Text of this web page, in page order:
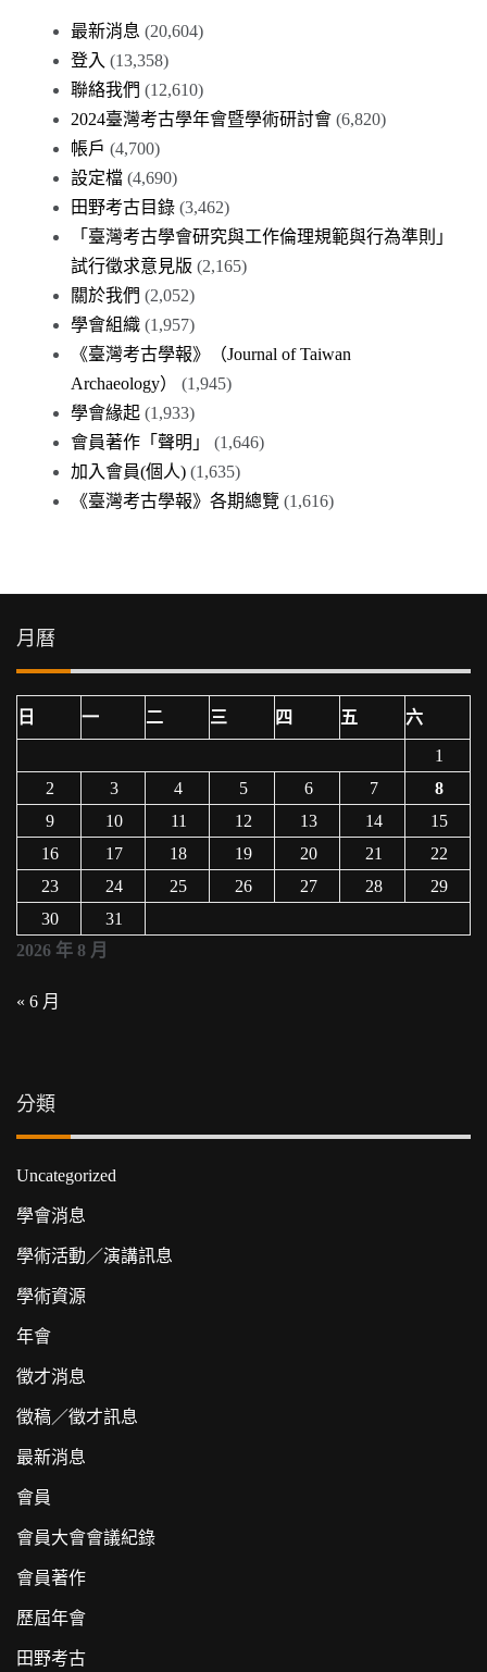
最新消息 (20,604)
登入 (13,358)
聯絡我們 (12,610)
2024臺灣考古學年會暨學術研討會 (6,820)
帳戶 (4,700)
設定檔 (4,690)
田野考古目錄 (3,462)
「臺灣考古學會研究與工作倫理規範與行為準則」
試行徵求意見版 (2,165)
關於我們 (2,052)
學會組織 (1,957)
《臺灣考古學報》（Journal of Taiwan
Archaeology）
(1,945)
學會緣起 (1,933)
會員著作「聲明」
(1,646)
加入會員(個人) (1,635)
《臺灣考古學報》各期總覽 (1,616)
月曆
2026 年 8 月
日 一 二 三 四 五 六
1
2
3 4 5 6 7
8
9
10 11 12 13 14
15
16
17 18 19 20 21
22
23
24 25 26 27 28
29
30
31
« 6 月
分類
Uncategorized
學會消息
學術活動／演講訊息
學術資源
年會
徵才消息
徵稿／徵才訊息
最新消息
會員
會員大會會議紀錄
會員著作
歷屆年會
田野考古